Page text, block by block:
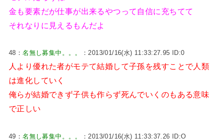
金も要素だが仕事が出来るやつって自信に充ちてて
それなりに見えるもんだよ
48：名無し募集中。。。 ：2013/01/16(水) 11:33:27.95 ID:0
人より優れた者がモテて結婚して子孫を残すことで人類
は進化していく
俺らが結婚できず子供も作らず死んでいくのもある意味
で正しい
49：名無し募集中。。。 ：2013/01/16(水) 11:33:37.26 ID:O